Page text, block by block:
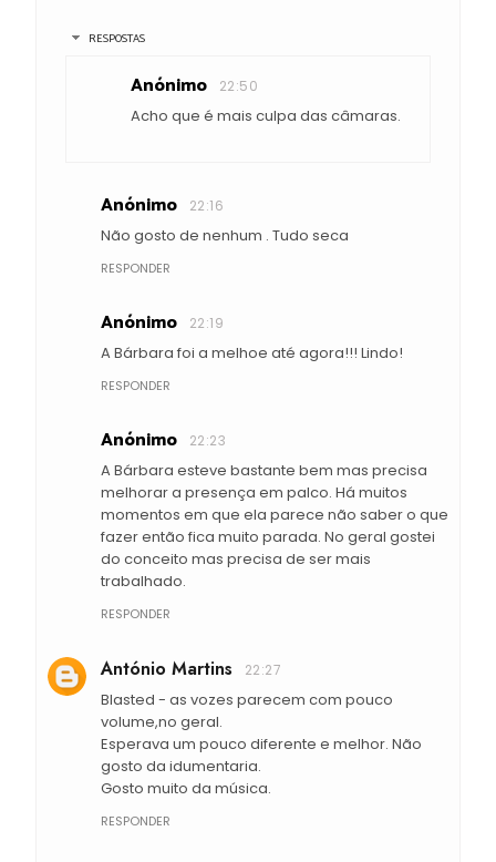
RESPOSTAS
Anónimo 22:50
Acho que é mais culpa das câmaras.
Anónimo 22:16
Não gosto de nenhum . Tudo seca
RESPONDER
Anónimo 22:19
A Bárbara foi a melhoe até agora!!! Lindo!
RESPONDER
Anónimo 22:23
A Bárbara esteve bastante bem mas precisa
melhorar a presença em palco. Há muitos
momentos em que ela parece não saber o que
fazer então fica muito parada. No geral gostei
do conceito mas precisa de ser mais
trabalhado.
RESPONDER
António Martins 22:27
Blasted - as vozes parecem com pouco
volume,no geral.
Esperava um pouco diferente e melhor. Não
gosto da idumentaria.
Gosto muito da música.
RESPONDER